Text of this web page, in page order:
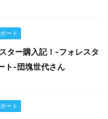
ート
ター購入記！-フォレスタ
ト-団塊世代さん
ート